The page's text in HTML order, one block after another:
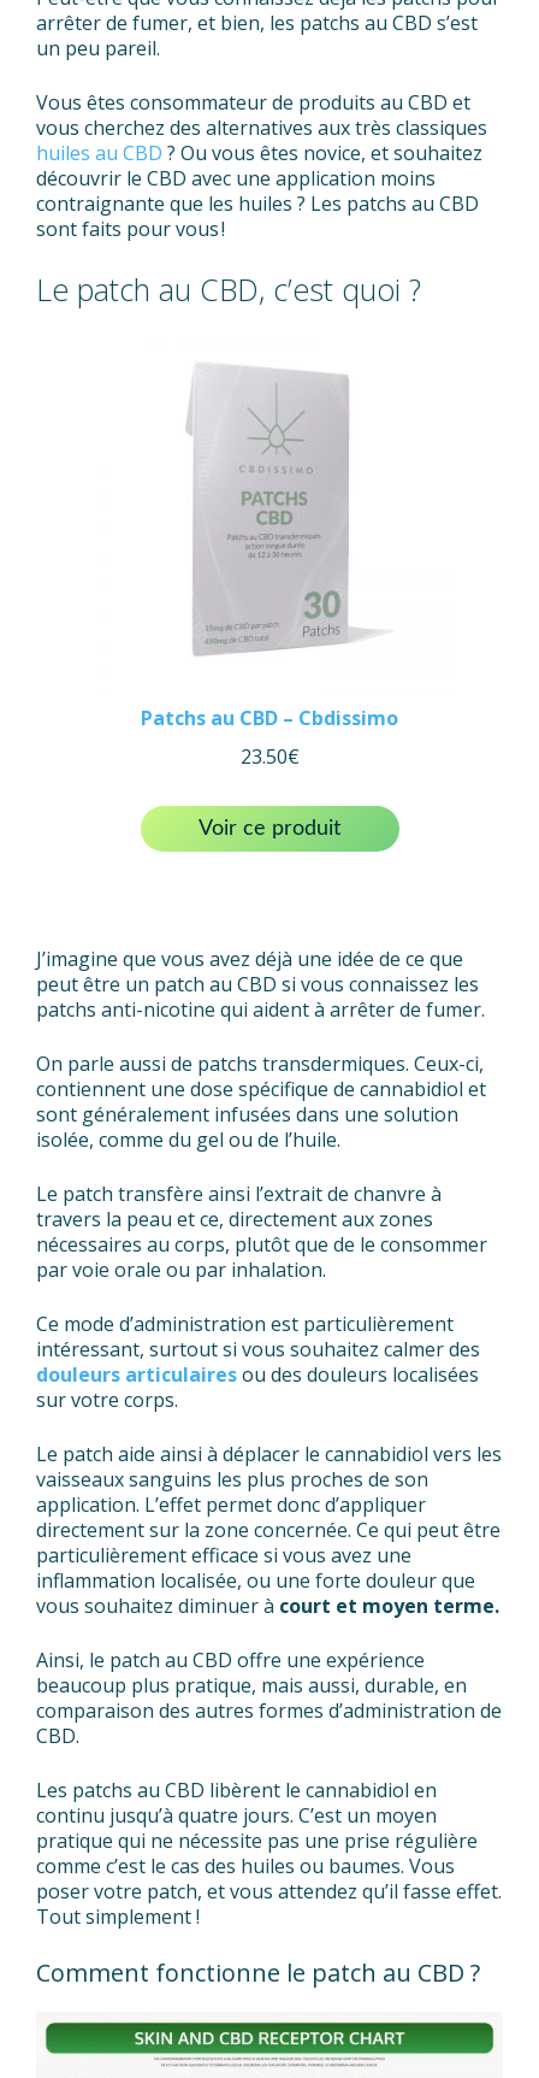
arrêter de fumer, et bien, les patchs au CBD s’est
un peu pareil.
Vous êtes consommateur de produits au CBD et
vous cherchez des alternatives aux très classiques
huiles au CBD ? Ou vous êtes novice, et souhaitez
découvrir le CBD avec une application moins
contraignante que les huiles ? Les patchs au CBD
sont faits pour vous !
Le patch au CBD, c’est quoi ?
Patchs au CBD – Cbdissimo
23.50€
Voir ce produit
J’imagine que vous avez déjà une idée de ce que
peut être un patch au CBD si vous connaissez les
patchs anti-nicotine qui aident à arrêter de fumer.
On parle aussi de patchs transdermiques. Ceux-ci,
contiennent une dose spécifique de cannabidiol et
sont généralement infusées dans une solution
isolée, comme du gel ou de l’huile.
Le patch transfère ainsi l’extrait de chanvre à
travers la peau et ce, directement aux zones
nécessaires au corps, plutôt que de le consommer
par voie orale ou par inhalation.
Ce mode d’administration est particulièrement
intéressant, surtout si vous souhaitez calmer des
douleurs articulairesou des douleurs localisées
sur votre corps.
Le patch aide ainsi à déplacer le cannabidiol vers les
vaisseaux sanguins les plus proches de son
application. L’effet permet donc d’appliquer
directement sur la zone concernée. Ce qui peut être
particulièrement efficace si vous avez une
inflammation localisée, ou une forte douleur que
vous souhaitez diminuer à court et moyen terme.
Ainsi, le patch au CBD offre une expérience
beaucoup plus pratique, mais aussi, durable, en
comparaison des autres formes d’administration de
CBD.
Les patchs au CBD libèrent le cannabidiol en
continu jusqu’à quatre jours. C’est un moyen
pratique qui ne nécessite pas une prise régulière
comme c’est le cas des huiles ou baumes. Vous
poser votre patch, et vous attendez qu’il fasse effet.
Tout simplement !
Comment fonctionne le patch au CBD ?